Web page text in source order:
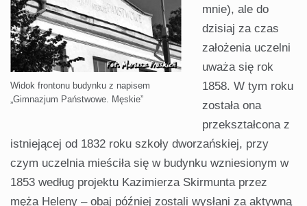
Widok frontonu budynku z napisem
„Gimnazjum Państwowe. Męskie”
mnie), ale do
dzisiaj za czas
założenia uczelni
uważa się rok
1858. W tym roku
została ona
przekształcona z
istniejącej od 1832 roku szkoły dworzańskiej, przy
czym uczelnia mieściła się w budynku wzniesionym w
1853 według projektu Kazimierza Skirmunta przez
męża Heleny – obaj później zostali wysłani za aktywną